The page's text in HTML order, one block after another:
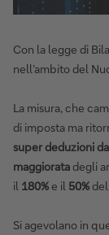
Con la legge di
nell’ambito del
La misura, che
di imposta ma
super deduzioni
maggioratadegli
il 180%e il 50%
Si agevolano in